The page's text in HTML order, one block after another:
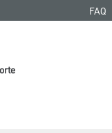
FAQ